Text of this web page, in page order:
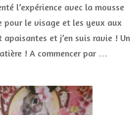
l’expérience avec la mousse
pour le visage et les yeux aux
et j’en suis ravie ! Un
! A commencer par …